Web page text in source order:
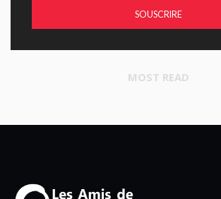
SOUSCRIRE
MOST READ